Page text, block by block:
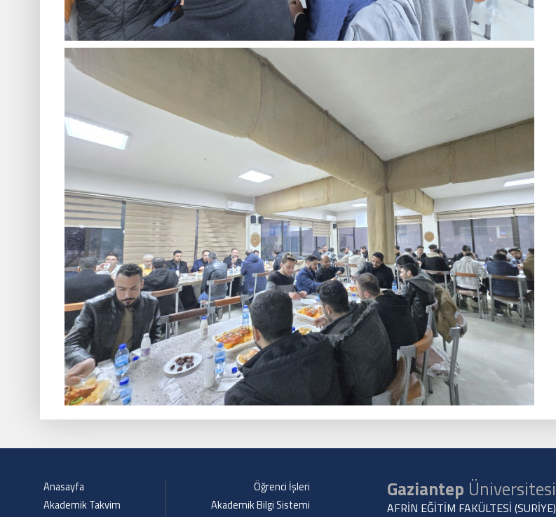
Anasayfa
Akademik Takvim
Öğrenci İşleri
Akademik Bilgi Sistemi
Gaziantep Üniversitesi
AFRİN EĞİTİM FAKÜLTESİ (SURİYE)